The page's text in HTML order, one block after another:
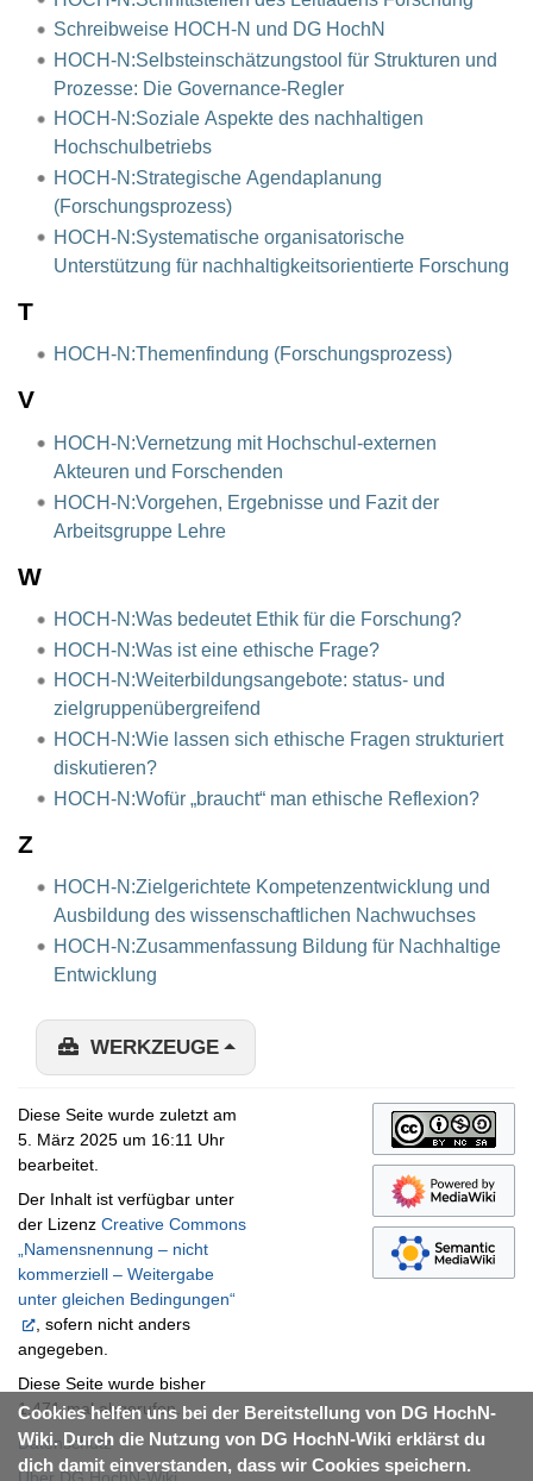
Schreibweise HOCH-N und DG HochN
HOCH-N:Selbsteinschätzungstool für Strukturen und
Prozesse: Die Governance-Regler
HOCH-N:Soziale Aspekte des nachhaltigen
Hochschulbetriebs
HOCH-N:Strategische Agendaplanung
(Forschungsprozess)
HOCH-N:Systematische organisatorische
Unterstützung für nachhaltigkeitsorientierte Forschung
T
HOCH-N:Themenfindung (Forschungsprozess)
V
HOCH-N:Vernetzung mit Hochschul-externen
Akteuren und Forschenden
HOCH-N:Vorgehen, Ergebnisse und Fazit der
Arbeitsgruppe Lehre
W
HOCH-N:Was bedeutet Ethik für die Forschung?
HOCH-N:Was ist eine ethische Frage?
HOCH-N:Weiterbildungsangebote: status- und
zielgruppenübergreifend
HOCH-N:Wie lassen sich ethische Fragen strukturiert
diskutieren?
HOCH-N:Wofür „braucht“ man ethische Reflexion?
Z
HOCH-N:Zielgerichtete Kompetenzentwicklung und
Ausbildung des wissenschaftlichen Nachwuchses
HOCH-N:Zusammenfassung Bildung für Nachhaltige
Entwicklung
Cookies helfen uns bei der Bereitstellung von DG HochN-
Wiki. Durch die Nutzung von DG HochN-Wiki erklärst du
dich damit einverstanden, dass wir Cookies speichern.
WERKZEUGE
Diese Seite wurde zuletzt am
5. März 2025 um 16:11 Uhr
bearbeitet.
Der Inhalt ist verfügbar unter
der Lizenz Creative Commons
„Namensnennung – nicht
kommerziell – Weitergabe
unter gleichen Bedingungen“
, sofern nicht anders
angegeben.
Diese Seite wurde bisher
1.471-mal abgerufen.
Datenschutz